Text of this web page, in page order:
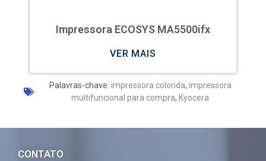
Impressora ECOSYS MA5500ifx
VER MAIS
Palavras-chave: impressora colorida, impressora
multifuncional para compra, Kyocera
CONTATO